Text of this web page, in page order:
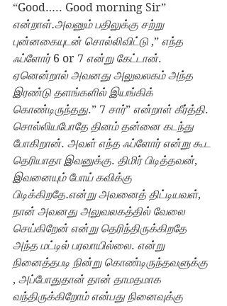
“Good….. Good morning Sir”
என்றாள்.அவனும் பதிலுக்கு சற்று
புன்னகையுடன் சொல்லிவிட்டு ,” எந்த
ஃப்ளோர் 6 or 7 என்று கேட்டான்.
ஏனென்றால் அவனது அலுவலகம் அந்த
இரண்டு தளங்களில் இயங்கிக்
கொண்டிருந்தது.” 7 சார்” என்றாள் கீர்த்தி.
சொல்லியபோதே தினம் தன்னை கடந்து
போகிறான். அவள் எந்த ஃப்ளோர் என்று கூட
தெரியாதா இவனுக்கு. திமிர் பிடித்தவன்,
இவனையும் போய் கவிக்கு
பிடிக்கிறதே.என்று அவனைத் திட்டியவள்,
நான் அவனது அலுவலகத்தில் வேலை
செய்கிறேன் என்று தெரிந்திருக்கிறதே
அந்த மட்டில் பரவாயில்லை. என்று
நினைத்தபடி நின்று கொண்டிருந்தவளுக்கு
, அப்போதுதான் தான் தாமதமாக
வந்திருக்கிறோம் என்பது நினைவுக்கு